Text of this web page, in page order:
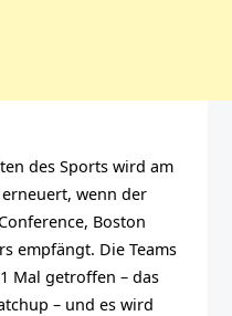
des Sports wird am
wenn der
Boston
empfängt. Die Teams
Mal getroffen – das
– und es wird